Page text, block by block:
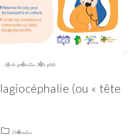
Affiche prévention tête plate
(ou « tête
Prévention